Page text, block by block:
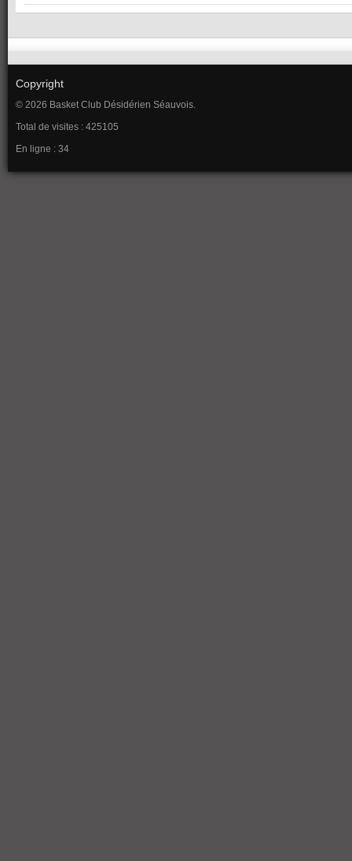
Copyright
© 2026 Basket Club Désidérien Séauvois.
Total de visites : 425105
En ligne : 34